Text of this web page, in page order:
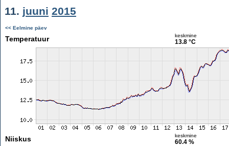
11. juuni 2015
<< Eelmine päev
Temperatuur keskmine
13.8 °C
Niiskus keskmine
60.4 %